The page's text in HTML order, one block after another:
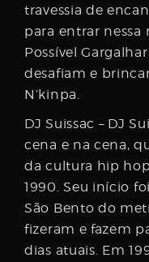
travessia de
para entrar nessa
Possível
desafiam e
N’kinpa.
DJ Suissac – DJ
cena e na cena,
da cultura hip
1990. Seu início
São Bento do
fizeram e fazem
dias atuais. Em